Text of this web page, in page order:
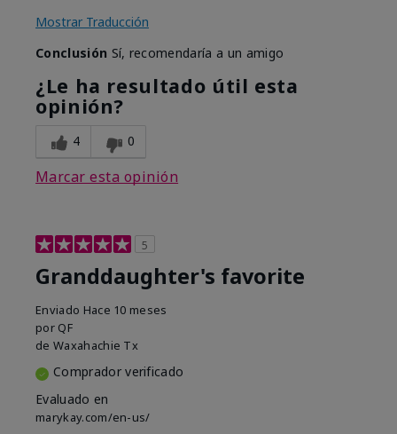
Mostrar Traducción
Conclusión Sí, recomendaría a un amigo
¿Le ha resultado útil esta
opinión?
4 0
Marcar esta opinión
5
Granddaughter's favorite
Enviado Hace 10 meses
por QF
de Waxahachie Tx
Comprador verificado
Evaluado en
marykay.com/en-us/